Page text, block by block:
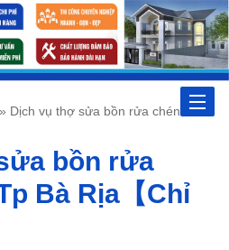
Toggle
» Dịch vụ thợ sửa bồn rửa chén bát
bồn rửa
Bà Rịa【Chỉ